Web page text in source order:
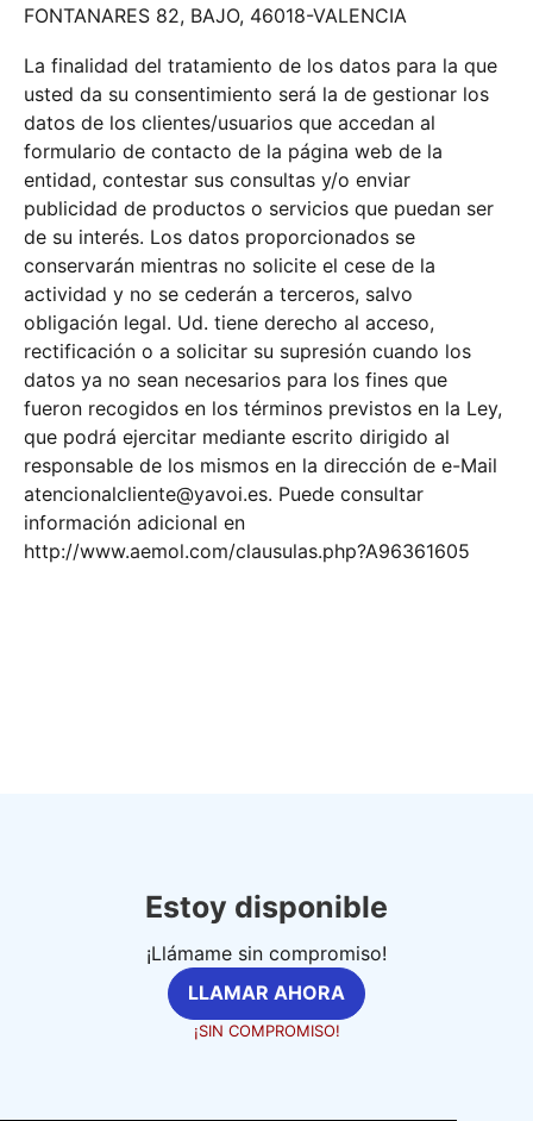
FONTANARES 82, BAJO, 46018-VALENCIA
La finalidad del tratamiento de los datos para la que
usted da su consentimiento será la de gestionar los
datos de los clientes/usuarios que accedan al
formulario de contacto de la página web de la
entidad, contestar sus consultas y/o enviar
publicidad de productos o servicios que puedan ser
de su interés. Los datos proporcionados se
conservarán mientras no solicite el cese de la
actividad y no se cederán a terceros, salvo
obligación legal. Ud. tiene derecho al acceso,
rectificación o a solicitar su supresión cuando los
datos ya no sean necesarios para los fines que
fueron recogidos en los términos previstos en la Ley,
que podrá ejercitar mediante escrito dirigido al
responsable de los mismos en la dirección de e-Mail
atencionalcliente@yavoi.es. Puede consultar
información adicional en
http://www.aemol.com/clausulas.php?A96361605
Estoy disponible
¡Llámame sin compromiso!
LLAMAR AHORA
¡SIN COMPROMISO!